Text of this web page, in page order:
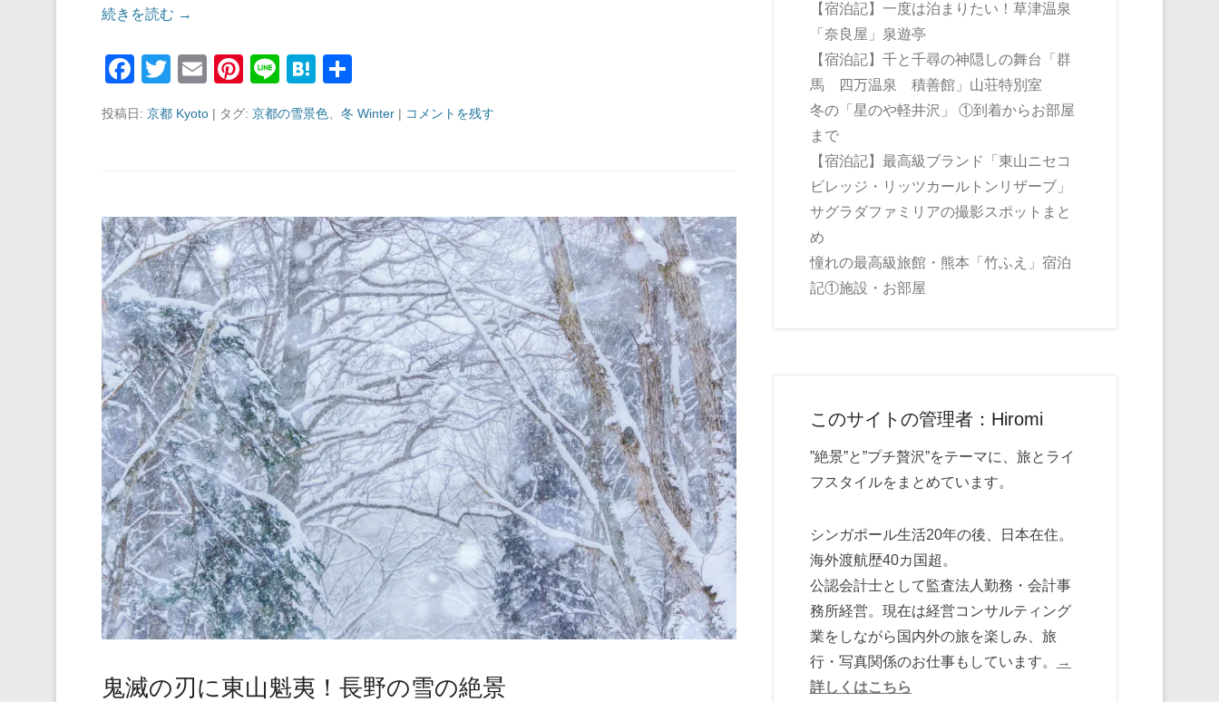
続きを読む →
F
c
o
o
k
T
tt
E
ail
Pi
er
Li
e
H
e
投稿日: 京都 Kyoto | タグ: 京都の雪景色 冬 Winter | コメントを残す
鬼滅の刃に東山魁夷！長野の雪の絶景
【宿泊記】一度は泊まりたい！草津温泉
「奈良屋」泉遊亭
【宿泊記】千と千尋の神隠しの舞台「群
馬 四万温泉 積善館」山荘特別室
冬の「星のや軽井沢」 ①到着からお部屋
まで
【宿泊記】最高級ブランド「東山ニセコ
ビレッジ・リッツカールトンリザーブ」
サグラダファミリアの撮影スポットまと
め
憧れの最高級旅館・熊本「竹ふえ」宿泊
記①施設・お部屋
このサイトの管理者：Hiromi
”絶景”と”プチ贅沢”をテーマに、旅とライ
フスタイルをまとめています。
シンガポール生活20年の後、日本在住。
海外渡航歴40カ国超。
公認会計士として監査法人勤務・会計事
務所経営。現在は経営コンサルティング
業をしながら国内外の旅を楽しみ、旅
行・写真関係のお仕事もしています。
→
詳しくはこちら